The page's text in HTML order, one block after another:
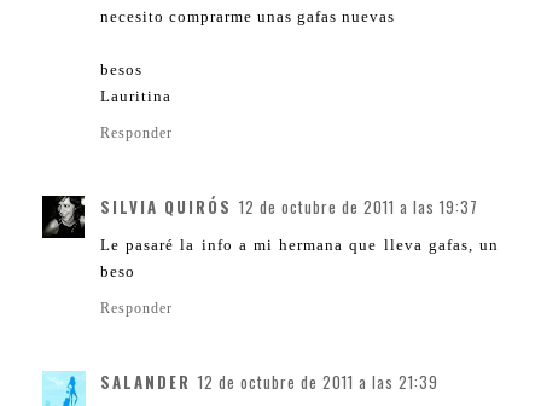
necesito comprarme unas gafas nuevas
besos
Lauritina
Responder
SILVIA QUIRÓS 12 de octubre de 2011 a las 19:37
Le pasaré la info a mi hermana que lleva gafas, un
beso
Responder
SALANDER 12 de octubre de 2011 a las 21:39